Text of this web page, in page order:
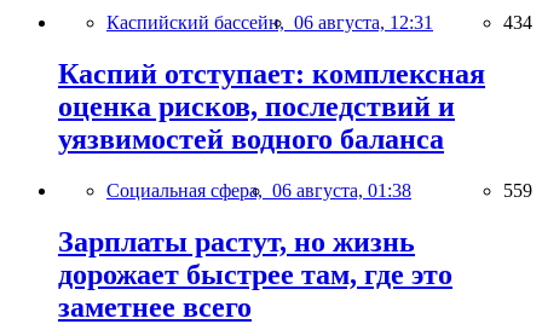
Каспийский бассейн, 06 августа, 12:31 434
Каспий отступает: комплексная
оценка рисков, последствий и
уязвимостей водного баланса
Социальная сфера, 06 августа, 01:38 559
Зарплаты растут, но жизнь
дорожает быстрее там, где это
заметнее всего